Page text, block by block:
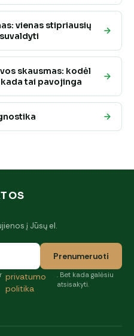
vienas stipriausių
skausmas: kodėl
tai pavojinga
į Jūsų el.
Prenumeruoti
privatumo
politika
. Bet kada galėsiu
atsisakyti.